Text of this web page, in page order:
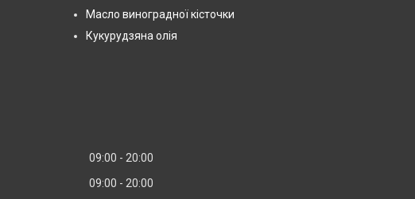
Масло виноградної кісточки
Кукурудзяна олія
09:00
20:00
09:00
20:00